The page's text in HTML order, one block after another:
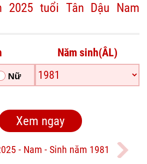
2025 tuổi Tân Dậu Nam
Nữ
Năm sinh(ÂL)
- Nam - Sinh năm 1981